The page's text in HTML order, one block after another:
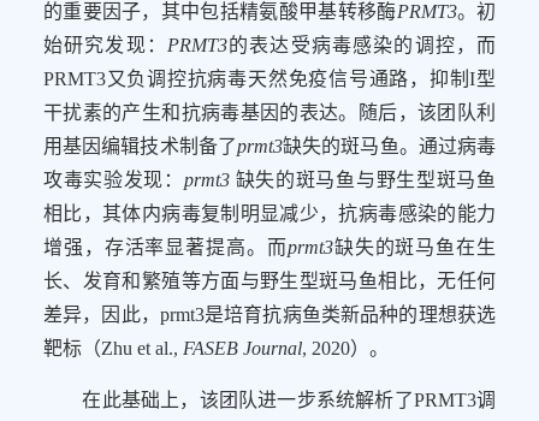
的重要因子，其中包括精氨酸甲基转移酶PRMT3。初
始研究发现： PRMT3的表达受病毒感染的调控，而
PRMT3又负调控抗病毒天然免疫信号通路，抑制I型
干扰素的产生和抗病毒基因的表达。随后，该团队利
用基因编辑技术制备了prmt3缺失的斑马鱼。通过病毒
攻毒实验发现： prmt3缺失的斑马鱼与野生型斑马鱼
相比，其体内病毒复制明显减少，抗病毒感染的能力
增强，存活率显著提高。而prmt3缺失的斑马鱼在生
长、发育和繁殖等方面与野生型斑马鱼相比，无任何
差异，因此， prmt3是培育抗病鱼类新品种的理想获选
靶标（Zhu et al., FASEB Journal, 2020）。
在此基础上，该团队进一步系统解析了PRMT3调